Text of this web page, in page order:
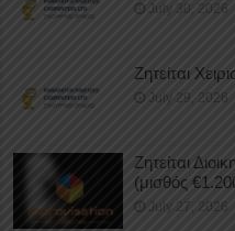
July 30, 2026
Ζητείται
July 29, 2026
Ζητείται
(μισθός
July 27, 2026